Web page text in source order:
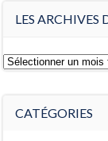
LES ARCHIVES
Les
CATÉGORIES